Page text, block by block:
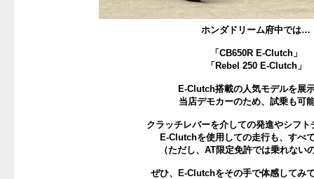
ホンダドリーム府中では…
「CB650R E-Clutch」
「Rebel 250 E-Clutch」
E-Clutch搭載の人気モデルを展
当店デモカーのため、試乗も可
クラッチレバーを介しての発進やシフト
E-Clutchを使用しての走行も、すべ
（ただし、AT限定免許では乗れない
ぜひ、E-Clutchをその手で体感してみ